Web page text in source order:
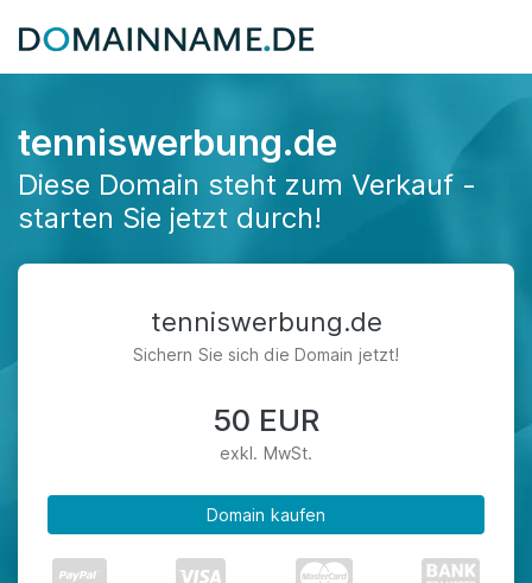
tenniswerbung.de
Diese Domain steht zum Verkauf -
starten Sie jetzt durch!
tenniswerbung.de
Sichern Sie sich die Domain jetzt!
50 EUR
exkl. MwSt.
Domain kaufen